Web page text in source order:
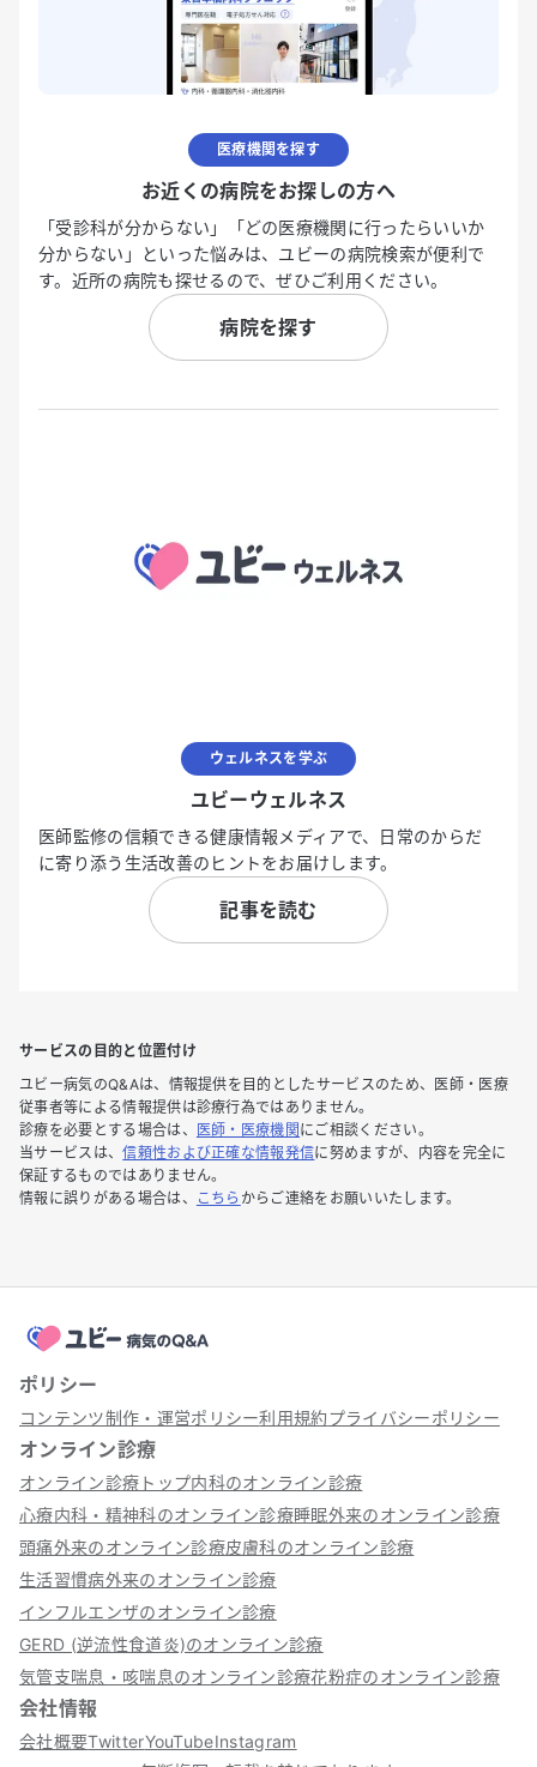
医療機関を探す
お近くの病院をお探しの方へ
「受診科が分からない」「どの医療機関に行ったらいいか
分からない」といった悩みは、ユビーの病院検索が便利で
す。近所の病院も探せるので、ぜひご利用ください。
病院を探す
ウェルネスを学ぶ
ユビーウェルネス
医師監修の信頼できる健康情報メディアで、日常のからだ
に寄り添う生活改善のヒントをお届けします。
記事を読む
サービスの目的と位置付け
ユビー病気のQ&Aは、情報提供を目的としたサービスのため、医師・医療
従事者等による情報提供は診療行為ではありません。
診療を必要とする場合は、
医師・医療機関 にご相談ください。
当サービスは、信頼性および正確な情報発信に努めますが、内容を完全に
保証するものではありません。
情報に誤りがある場合は、
こちら からご連絡をお願いいたします。
ポリシー
コンテンツ制作・運営ポリシー利用規約プライバシーポリシー
オンライン診療
オンライン診療トップ内科のオンライン診療
心療内科・精神科のオンライン診療睡眠外来のオンライン診療
頭痛外来のオンライン診療皮膚科のオンライン診療
生活習慣病外来のオンライン診療
インフルエンザのオンライン診療
GERD (逆流性食道炎)のオンライン診療
気管支喘息・咳喘息のオンライン診療花粉症のオンライン診療
会社情報
会社概要TwitterYouTubeInstagram